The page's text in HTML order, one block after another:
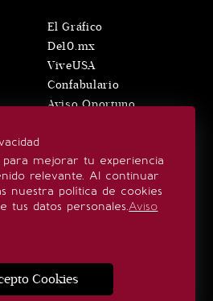
para mejorar tu experiencia
relevante. Al continuar
nuestra política de cookies
tus datos personales.Aviso
Cookies
El Gráfico
De10.mx
ViveUSA
Confabulario
Aviso Oportuno
SÍGUENOS
Quiénes somos